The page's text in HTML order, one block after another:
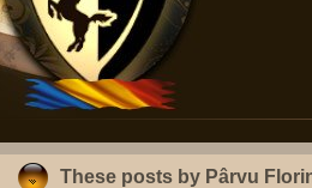
These posts by Pârvu